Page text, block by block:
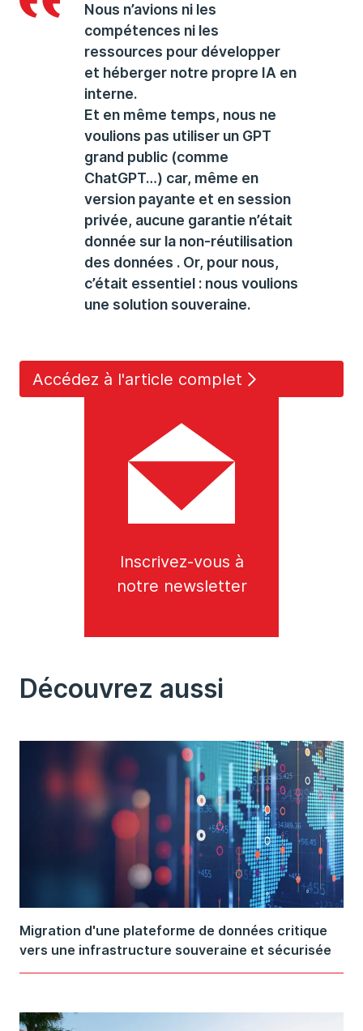
Nous n’avions ni les
compétences ni les
ressources pour développer
et héberger notre propre IA en
interne.
Et en même temps, nous ne
voulions pas utiliser un GPT
grand public (comme
ChatGPT…) car, même en
version payante et en session
privée, aucune garantie n’était
donnée sur la non-réutilisation
des données . Or, pour nous,
c’était essentiel : nous voulions
une solution souveraine.
Accédez à l'article complet
Inscrivez-vous à
notre newsletter
Découvrez aussi
Migration d'une plateforme de données critique
vers une infrastructure souveraine et sécurisée